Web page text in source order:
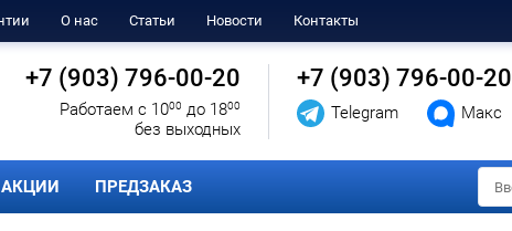
О нас Статьи Новости Контакты
+7 (903) 796-00-20
Работаем с 1000 до 1800
без выходных
+7 (903) 796-00-20
Telegram Макс
АКЦИИ ПРЕДЗАКАЗ